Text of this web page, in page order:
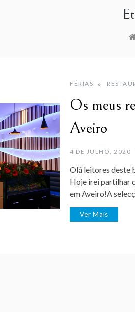
FÉRIAS
Os meus
Aveiro
4 DE JULHO, 2020
Olá leitores deste
Hoje irei partilhar
em Aveiro!A
Ver Mais